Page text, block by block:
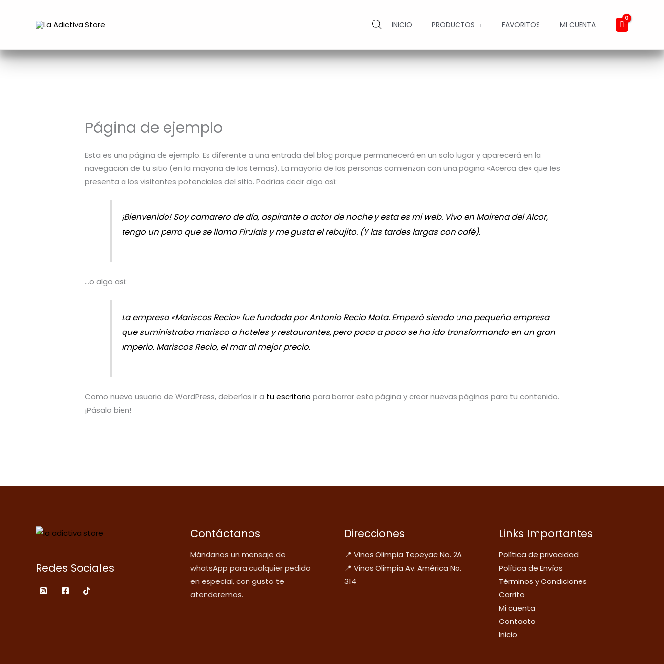
INICIO PRODUCTOS FAVORITOS MI CUENTA
Página de ejemplo
Esta es una página de ejemplo. Es diferente a una entrada del blog porque permanecerá en un solo lugar y aparecerá en la
navegación de tu sitio (en la mayoría de los temas). La mayoría de las personas comienzan con una página «Acerca de» que les
presenta a los visitantes potenciales del sitio. Podrías decir algo así:
¡Bienvenido! Soy camarero de día, aspirante a actor de noche y esta es mi web. Vivo en Mairena del Alcor,
tengo un perro que se llama Firulais y me gusta el rebujito. (Y las tardes largas con café).
…o algo así:
La empresa «Mariscos Recio» fue fundada por Antonio Recio Mata. Empezó siendo una pequeña empresa
que suministraba marisco a hoteles y restaurantes, pero poco a poco se ha ido transformando en un gran
imperio. Mariscos Recio, el mar al mejor precio.
Como nuevo usuario de WordPress, deberías ir a tu escritorio para borrar esta página y crear nuevas páginas para tu contenido.
¡Pásalo bien!
Redes Sociales
Contáctanos
Mándanos un mensaje de
whatsApp para cualquier pedido
en especial, con gusto te
atenderemos.
Direcciones
📍 Vinos Olimpia Tepeyac No. 2A
📍 Vinos Olimpia Av. América No.
314
Links Importantes
Política de privacidad
Política de Envíos
Términos y Condiciones
Carrito
Mi cuenta
Contacto
Inicio